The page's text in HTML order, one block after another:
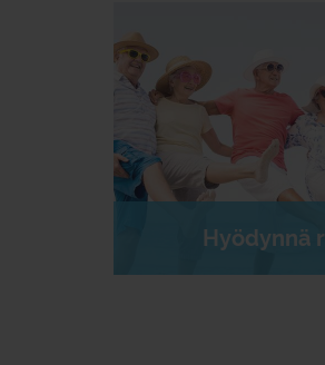
Hyödynnä